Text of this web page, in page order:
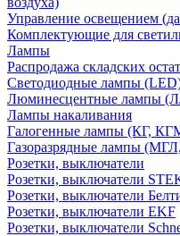
Управление освещением
Комплектующие для
Лампы
Распродажа складских
Светодиодные лампы
Люминесцентные лампы
Лампы накаливания
Галогенные лампы (КГ,
Газоразрядные лампы
Розетки, выключатели
Розетки, выключатели
Розетки, выключатели
Розетки, выключатели EKF
Розетки, выключатели